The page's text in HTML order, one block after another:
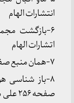
انتشارات الهام
اتشارات الهام
۷-همان منبع صفحه ۹۵
صفحه ۲۵۶ علی شریعتی انتشارات الهام